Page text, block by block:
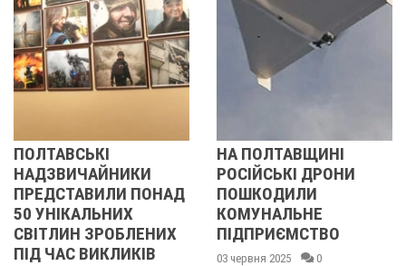
НА ПОЛТАВЩИНІ
РОСІЙСЬКІ ДРОНИ
ПОШКОДИЛИ
КОМУНАЛЬНЕ
ПІДПРИЄМСТВО
03 червня 2025
ВНОЧІ ВОРОГ
АТАКУВАВ
ПОЛТАВЩИНУ
УДАРНИМ
ФОТО
14 листопада 2024